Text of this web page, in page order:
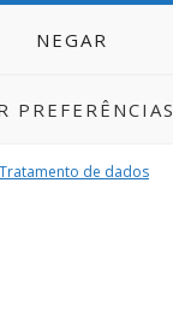
NEGAR
PREFERÊNCIAS
de dados